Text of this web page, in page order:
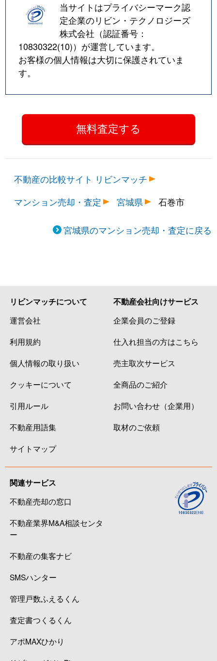
当サイトはプライバシーマーク認
定企業のリビン・テクノロジーズ
株式会社（認証番号：
10830322(10)）が運営しています。
お客様の個人情報は大切に保護されていま
す。
不動産の比較サイト リビンマッチ
マンション売却・査定
宮城県 石巻市
宮城県のマンション売却・査定に戻る
リビンマッチについて
運営会社
利用規約
個人情報の取り扱い
クッキーについて
引用ルール
不動産用語集
サイトマップ
不動産会社向けサービス
企業会員のご登録
仕入れ担当の方はこちら
売主取次サービス
全商品のご紹介
お問い合わせ（企業用）
取材のご依頼
関連サービス
不動産売却の窓口
不動産業界M&A相談センタ
ー
不動産の集客ナビ
SMSハンター
管理戸数ふえるくん
査定書つくるくん
アポMAXひかり